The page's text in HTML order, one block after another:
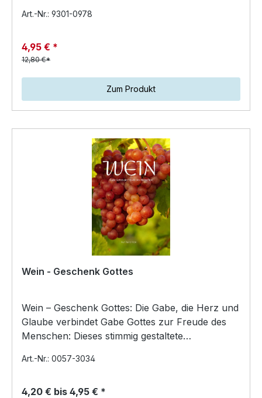
Art.-Nr.: 9301-0978
4,95 € *
12,80 €*
Zum Produkt
Wein - Geschenk Gottes
Wein – Geschenk Gottes: Die Gabe, die Herz und
Glaube verbindet Gabe Gottes zur Freude des
Menschen: Dieses stimmig gestaltete
Art.-Nr.: 0057-3034
4,20 € bis 4,95 € *